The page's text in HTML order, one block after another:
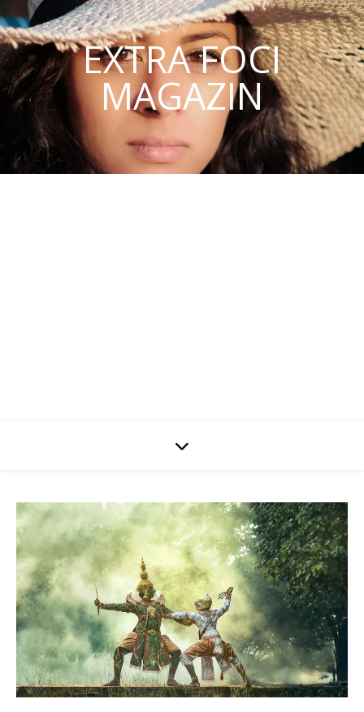
EXTRA FOCI
MAGAZIN